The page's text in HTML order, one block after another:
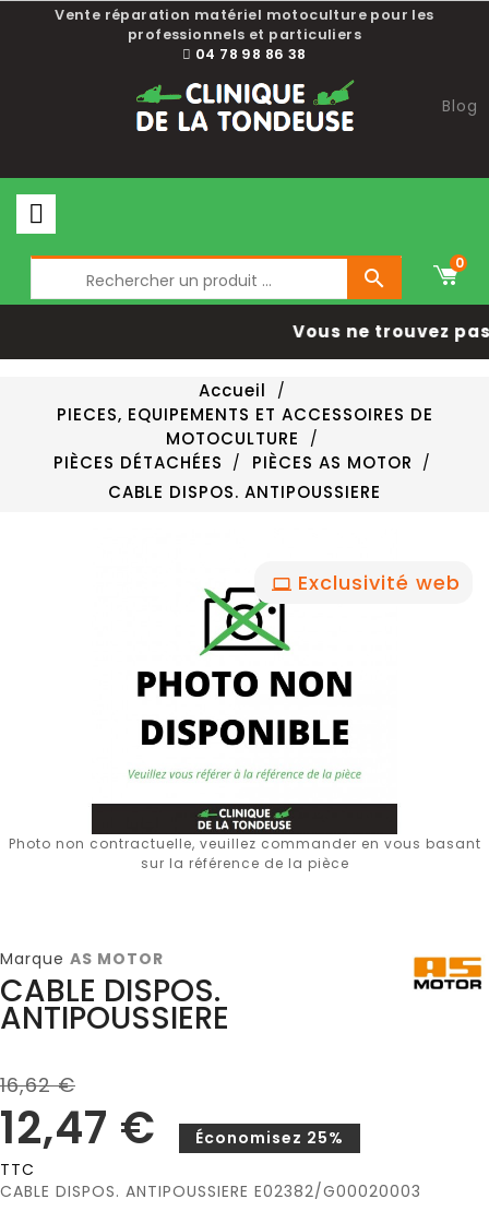
Vente réparation matériel motoculture pour les
professionnels et particuliers
04 78 98 86 38
Blog

0
Vous ne trouvez
Accueil
PIECES, EQUIPEMENTS ET ACCESSOIRES DE
MOTOCULTURE
PIÈCES DÉTACHÉES
PIÈCES AS MOTOR
CABLE DISPOS. ANTIPOUSSIERE
Exclusivité web
Photo non contractuelle, veuillez commander en vous basant
sur la référence de la pièce
Marque AS MOTOR
CABLE DISPOS.
ANTIPOUSSIERE
16,62 €
12,47 €
Économisez 25%
TTC
CABLE DISPOS. ANTIPOUSSIERE E02382/G00020003